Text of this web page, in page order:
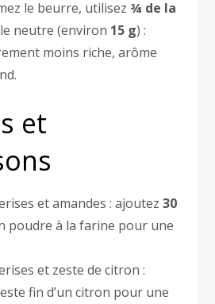
le beurre, utilisez ¾ de la
neutre (environ 15 g) :
moins riche, arôme
et
et amandes : ajoutez30
poudre à la farine pour une
et zeste de citron :
fin d’un citron pour une